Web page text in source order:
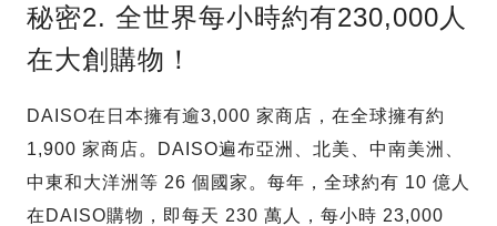
秘密2. 全世界每小時約有230,000人
在大創購物！
DAISO在日本擁有逾3,000 家商店，在全球擁有約
1,900 家商店。DAISO遍布亞洲、北美、中南美洲、
中東和大洋洲等 26 個國家。每年，全球約有 10 億人
在DAISO購物，即每天 230 萬人，每小時 23,000